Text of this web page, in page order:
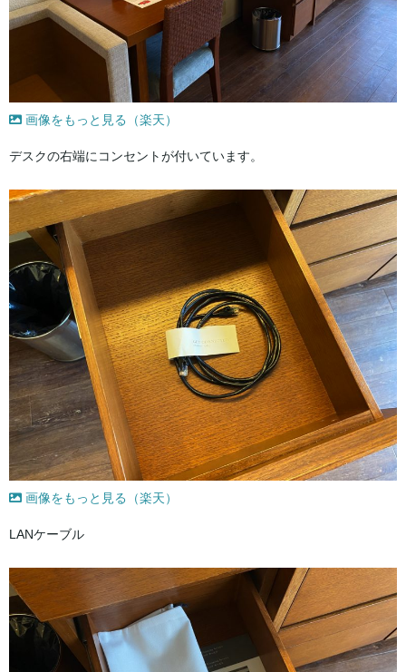
画像をもっと見る（楽天）
デスクの右端にコンセントが付いています。
画像をもっと見る（楽天）
LANケーブル